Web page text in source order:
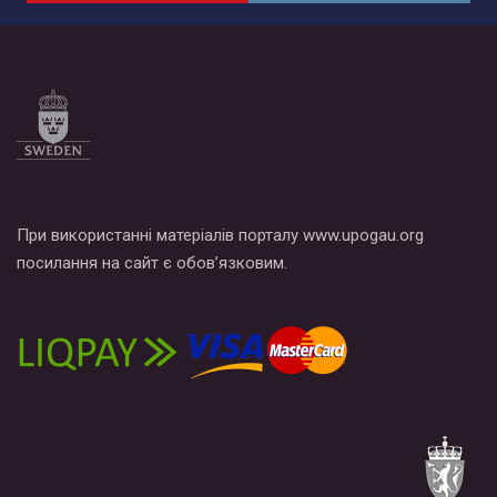
При використанні матеріалів порталу www.upogau.org
посилання на сайт є обов’язковим.